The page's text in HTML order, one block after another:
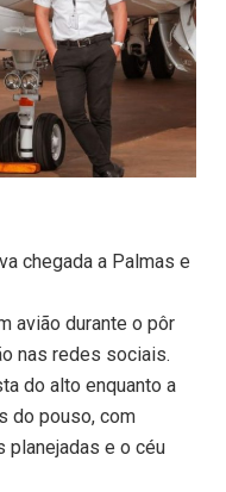
chegada a Palmas e
avião durante o pôr
nas redes sociais.
do alto enquanto a
do pouso, com
planejadas e o céu